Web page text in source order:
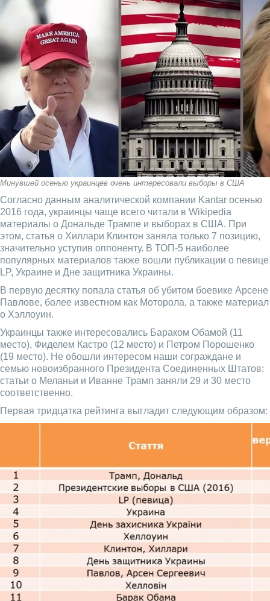
Минувшей осенью украинцев очень интересовали выборы в США
Согласно данным аналитической компании Kantar осенью
2016 года, украинцы чаще всего читали в Wikipedia
материалы о Дональде Трампе и выборах в США. При
этом, статья о Хиллари Клинтон заняла только 7 позицию,
значительно уступив оппоненту. В ТОП-5 наиболее
популярных материалов также вошли публикации о певице
LP, Украине и Дне защитника Украины.
В первую десятку попала статья об убитом боевике Арсене
Павлове, более известном как Моторола, а также материал
о Хэллоуин.
Украинцы также интересовались Бараком Обамой (11
место), Фиделем Кастро (12 место) и Петром Порошенко
(19 место). Не обошли интересом наши сограждане и
семью новоизбранного Президента Соединенных Штатов:
статьи о Меланьи и Иванне Трамп заняли 29 и 30 место
соответственно.
Первая тридцатка рейтинга выгладит следующим образом: